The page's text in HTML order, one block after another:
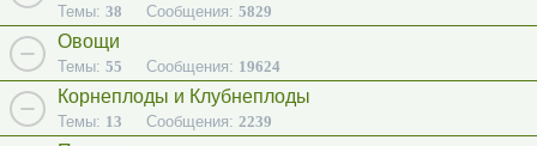
Темы: 38 Сообщения: 5829
Овощи
Темы: 55 Сообщения: 19624
Корнеплоды и Клубнеплоды
Темы: 13 Сообщения: 2239